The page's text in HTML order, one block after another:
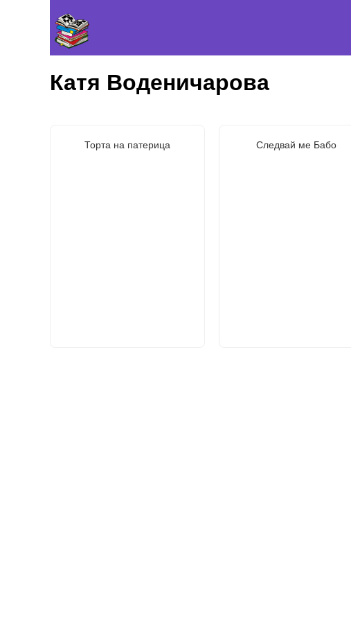
Катя Воденичарова
Торта на патерица Следвай ме Бабо